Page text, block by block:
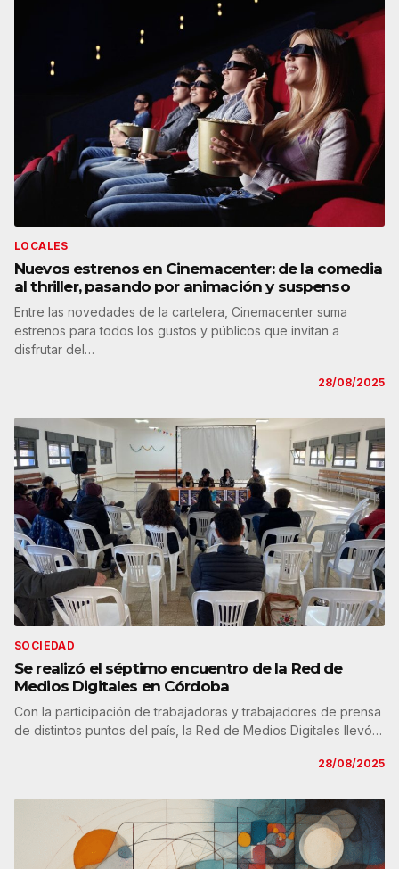
LOCALES
Nuevos estrenos en Cinemacenter: de la comedia
al thriller, pasando por animación y suspenso
Entre las novedades de la cartelera, Cinemacenter suma
estrenos para todos los gustos y públicos que invitan a
disfrutar del…
28/08/2025
SOCIEDAD
Se realizó el séptimo encuentro de la Red de
Medios Digitales en Córdoba
Con la participación de trabajadoras y trabajadores de prensa
de distintos puntos del país, la Red de Medios Digitales llevó…
28/08/2025